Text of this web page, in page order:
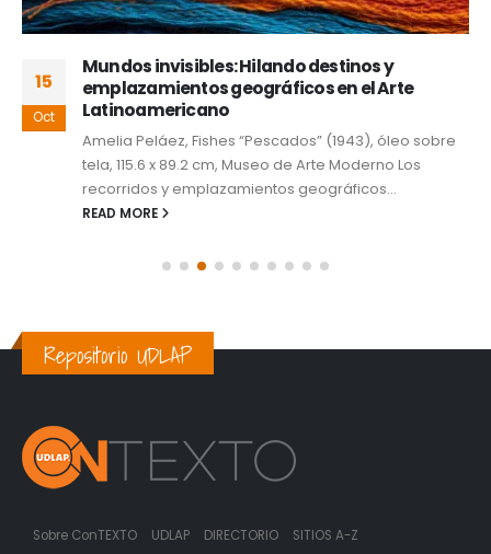
15
Oct
Mundos invisibles: Hilando destinos y
emplazamientos geográficos en el Arte
Latinoamericano
Amelia Peláez, Fishes “Pescados” (1943), óleo sobre
tela, 115.6 x 89.2 cm, Museo de Arte Moderno Los
recorridos y emplazamientos geográficos...
READ MORE
Repositorio UDLAP
Sobre ConTEXTO UDLAP DIRECTORIO SITIOS A-Z